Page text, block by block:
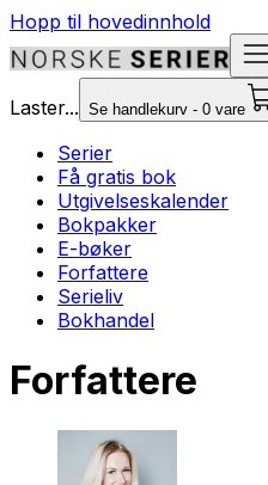
Hopp til hovedinnhold
Laster... Se handlekurv - 0 vare
Serier
Få gratis bok
Utgivelseskalender
Bokpakker
E-bøker
Forfattere
Serieliv
Bokhandel
Forfattere